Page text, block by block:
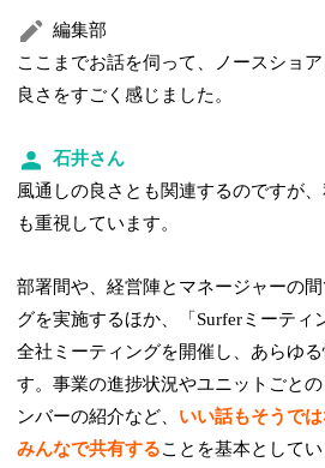
編集部
ここまでお話を伺って、ノースショ
良さをすごく感じました。
石井さん
風通しの良さとも関連するのですが
も重視しています。
部署間や、経営陣とマネージャーの
グを実施するほか、「Surferミーティ
全社ミーティングを開催し、あらゆ
す。事業の進捗状況やユニットごと
ンバーの紹介など、 いい話もそうで
みんなで共有することを基本としてい